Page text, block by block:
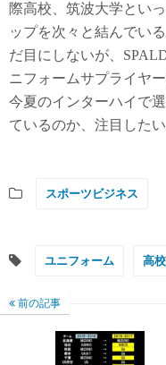
際高校、筑波大学とい
ップを次々と結んでい
だ目にしないが、
ニフォームサプライヤ
今夏のインターハイで
ているのか、注目したい
スポーツビジネス
ユニフォーム 高
前の記事